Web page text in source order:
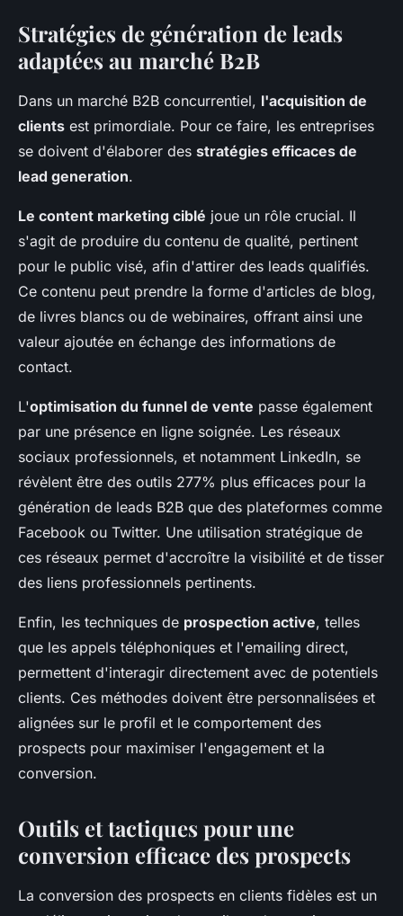
Stratégies de génération de leads
adaptées au marché B2B
Dans un marché B2B concurrentiel, l'acquisition de
clients est primordiale. Pour ce faire, les entreprises
se doivent d'élaborer des stratégies efficaces de
lead generation.
Le content marketing ciblé joue un rôle crucial. Il
s'agit de produire du contenu de qualité, pertinent
pour le public visé, afin d'attirer des leads qualifiés.
Ce contenu peut prendre la forme d'articles de blog,
de livres blancs ou de webinaires, offrant ainsi une
valeur ajoutée en échange des informations de
contact.
L'optimisation du funnel de vente passe également
par une présence en ligne soignée. Les réseaux
sociaux professionnels, et notamment LinkedIn, se
révèlent être des outils 277% plus efficaces pour la
génération de leads B2B que des plateformes comme
Facebook ou Twitter. Une utilisation stratégique de
ces réseaux permet d'accroître la visibilité et de tisser
des liens professionnels pertinents.
Enfin, les techniques de prospection active, telles
que les appels téléphoniques et l'emailing direct,
permettent d'interagir directement avec de potentiels
clients. Ces méthodes doivent être personnalisées et
alignées sur le profil et le comportement des
prospects pour maximiser l'engagement et la
conversion.
Outils et tactiques pour une
conversion efficace des prospects
La conversion des prospects en clients fidèles est un